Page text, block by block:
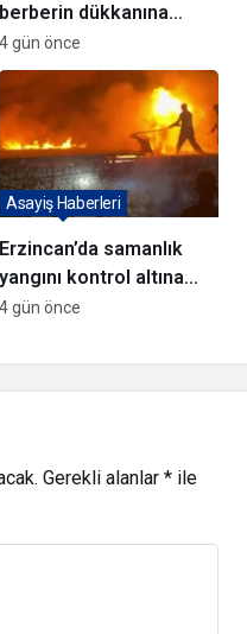
berberin dükkanına
kurşun yağdırıp kaçtılar
4 gün önce
Erzincan’da samanlık
yangını kontrol altına
alındı
Asayiş Haberleri
4 gün önce
Gerekli alanlar * ile